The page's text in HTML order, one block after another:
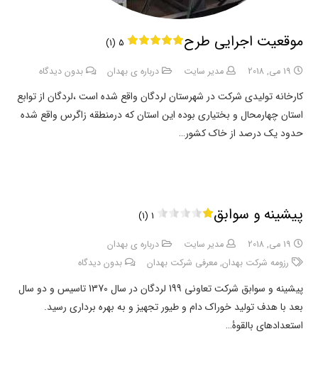
موقعیت اجرایی طرح 5 (1)
مدیر سایت درباره ی بهدان بدون دیدگاه
کارخانه تولیدی شرکت در شهرستان لردگان واقع شده است ،لردگان از توابع
استان چهارمحال و بختیاری بوده این استان که درمنطقه زاگرس واقع شده
حدود یک درصد از خاک کشور…
پیشینه و سوابق 1 (1)
مدیر سایت
درباره ی بهدان
رزومه شرکت بهدان, معرفی شرکت بهدان بدون دیدگاه
پیشینه و سوابق شرکت تعاونی 199 لردگان در سال 1370 تاسیس و دو سال
بعد با هدف تولید خوراک دام و طیور تجهیز و به بهره برداری رسید.
استعدادهای بالقوۀ…